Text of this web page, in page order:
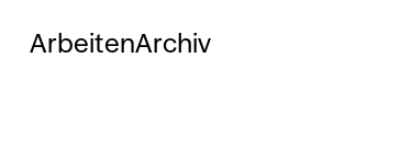
ArbeitenArchiv